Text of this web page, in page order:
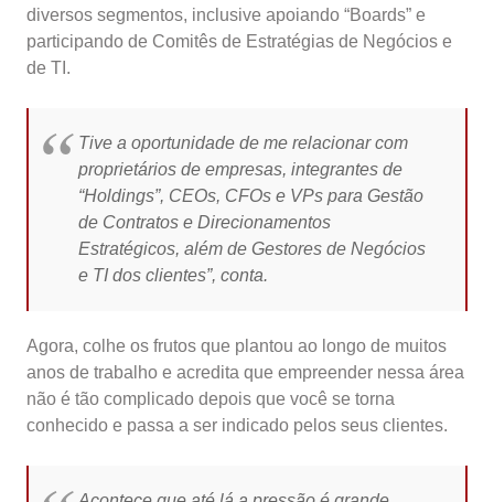
diversos segmentos, inclusive apoiando “Boards” e
participando de Comitês de Estratégias de Negócios e
de TI.
Tive a oportunidade de me relacionar com
proprietários de empresas, integrantes de
“Holdings”, CEOs, CFOs e VPs para Gestão
de Contratos e Direcionamentos
Estratégicos, além de Gestores de Negócios
e TI dos clientes”, conta.
Agora, colhe os frutos que plantou ao longo de muitos
anos de trabalho e acredita que empreender nessa área
não é tão complicado depois que você se torna
conhecido e passa a ser indicado pelos seus clientes.